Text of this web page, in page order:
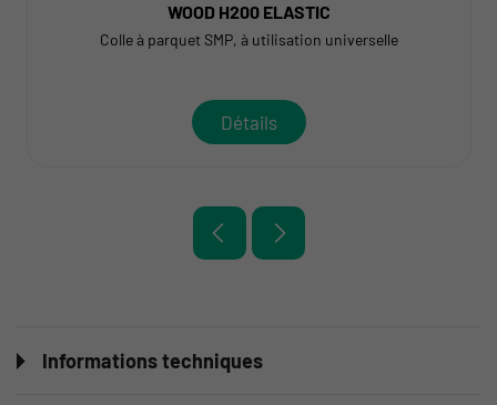
WOOD H200 ELASTIC
Colle à parquet SMP, à utilisation universelle
Détails
Informations techniques